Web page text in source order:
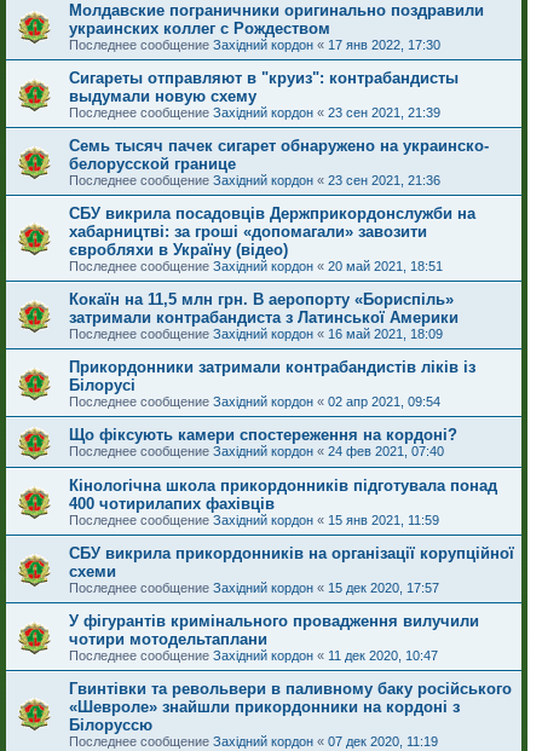
Молдавские пограничники оригинально поздравили
украинских коллег с Рождеством
Последнее сообщение Західний кордон « 17 янв 2022, 17:30
Сигареты отправляют в "круиз": контрабандисты
выдумали новую схему
Последнее сообщение Західний кордон « 23 сен 2021, 21:39
Семь тысяч пачек сигарет обнаружено на украинско-
белорусской границе
Последнее сообщение Західний кордон « 23 сен 2021, 21:36
СБУ викрила посадовців Держприкордонслужби на
хабарництві: за гроші «допомагали» завозити
євробляхи в Україну (відео)
Последнее сообщение Західний кордон « 20 май 2021, 18:51
Кокаїн на 11,5 млн грн. В аеропорту «Бориспіль»
затримали контрабандиста з Латинської Америки
Последнее сообщение Західний кордон « 16 май 2021, 18:09
Прикордонники затримали контрабандистів ліків із
Білорусі
Последнее сообщение Західний кордон « 02 апр 2021, 09:54
Що фіксують камери спостереження на кордоні?
Последнее сообщение Західний кордон « 24 фев 2021, 07:40
Кінологічна школа прикордонників підготувала понад
400 чотирилапих фахівців
Последнее сообщение Західний кордон « 15 янв 2021, 11:59
СБУ викрила прикордонників на організації корупційної
схеми
Последнее сообщение Західний кордон « 15 дек 2020, 17:57
У фігурантів кримінального провадження вилучили
чотири мотодельтаплани
Последнее сообщение Західний кордон « 11 дек 2020, 10:47
Гвинтівки та револьвери в паливному баку російського
«Шевроле» знайшли прикордонники на кордоні з
Білоруссю
Последнее сообщение Західний кордон « 07 дек 2020, 11:19